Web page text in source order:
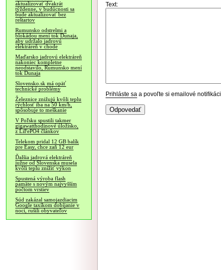
aktualizovať dvakrát
týždenne, v budúcnosti sa
bude aktualizovať bez
reštartov
Rumunsko odstrelmi a
blokádou mení tok Dunaja,
aby udržalo jadrovú
elektráreň v chode
Maďarsko jadrovú elektráreň
nakoniec kompletne
neodstavilo, Rumunsko mení
tok Dunaja
Slovensko.sk má opäť
technické problémy
Železnice znižujú kvôli teplu
rýchlosť iba na 50 km/h,
spôsobuje to meškanie
V Poľsku spustili takmer
gigawatthodinové úložisko,
z LiFePO4 článkov
Telekom pridal 12 GB balík
pre Easy, chce zaň 12 eur
Ďalšia jadrová elektráreň
južne od Slovenska musela
kvôli teplu znížiť výkon
Spustená výroba flash
pamäte s novým najvyšším
počtom vrstiev
Súd zakázal samojazdiacim
Google taxíkom dobíjanie v
noci, rušili obyvateľov
Text:
Prihláste sa a povoľte si emailové